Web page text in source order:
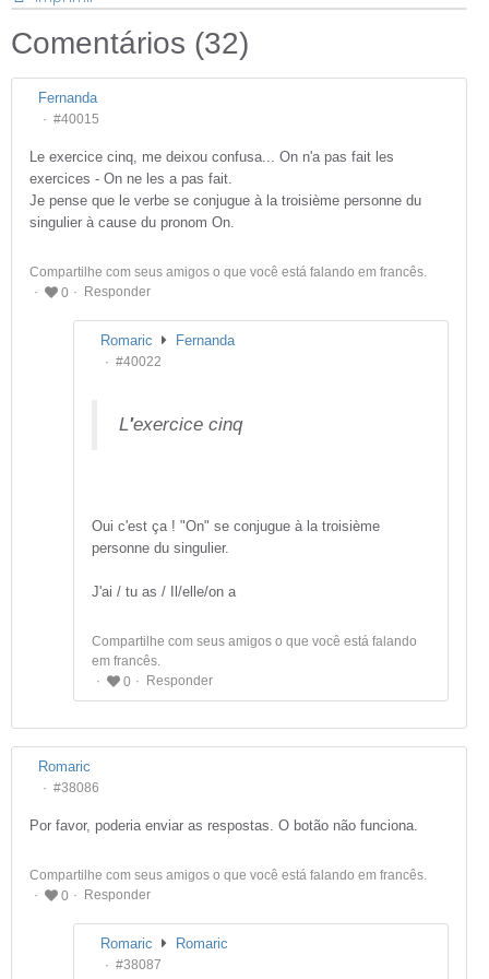
Comentários (32)
Fernanda
#40015
Le exercice cinq, me deixou confusa... On n'a pas fait les
exercices - On ne les a pas fait.
Je pense que le verbe se conjugue à la troisième personne du
singulier à cause du pronom On.
Compartilhe com seus amigos o que você está falando em francês.
0
Responder
Romaric Fernanda
#40022
L'exercice cinq
Oui c'est ça ! "On" se conjugue à la troisième
personne du singulier.
J'ai / tu as / Il/elle/on a
Compartilhe com seus amigos o que você está falando
em francês.
0
Responder
Romaric
#38086
Por favor, poderia enviar as respostas. O botão não funciona.
Compartilhe com seus amigos o que você está falando em francês.
0
Responder
Romaric Romaric
#38087